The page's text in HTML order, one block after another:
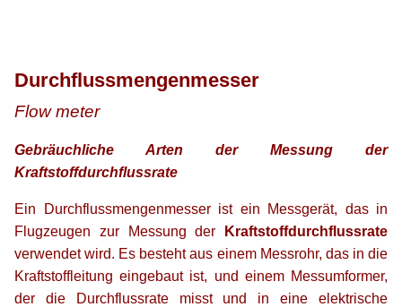
Durchflussmengenmesser
Flow meter
Gebräuchliche Arten der Messung der
Kraftstoffdurchflussrate
Ein Durchflussmengenmesser ist ein Messgerät, das in
Flugzeugen zur Messung der
Kraftstoffdurchflussrate
verwendet wird. Es besteht aus einem Messrohr, das in die
Kraftstoffleitung eingebaut ist, und einem Messumformer,
der die Durchflussrate misst und in eine elektrische